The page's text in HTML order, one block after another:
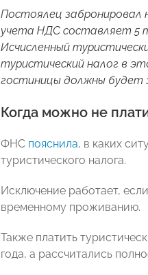
Постоялец забронировал
учета НДС составляет 5
Исчисленный
туристический налог в
гостиницы должны будет
Когда можно не
ФНС пояснила, в каких
туристического налога.
Исключение работает,
временному проживанию.
Также платить
года, а рассчитались